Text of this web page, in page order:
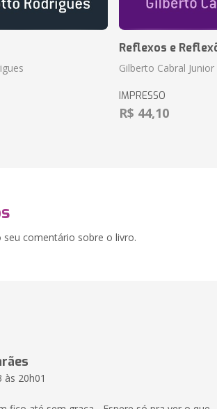
Reflexos e
Gilberto Cabral Junior
IMPRESSO
R$ 44,10
seu comentário sobre o livro.
20h01